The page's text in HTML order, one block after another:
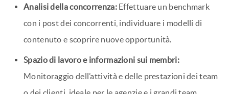
strategia su scala. Con il nuovoendpoint Analytics, è
possibile estrarre e utilizzarele informazionisu più livelli
della vostra attività sui social media:
Prestazioni dei post e degli account:
portata, le impressioni, i clic, i like, i commenti, le